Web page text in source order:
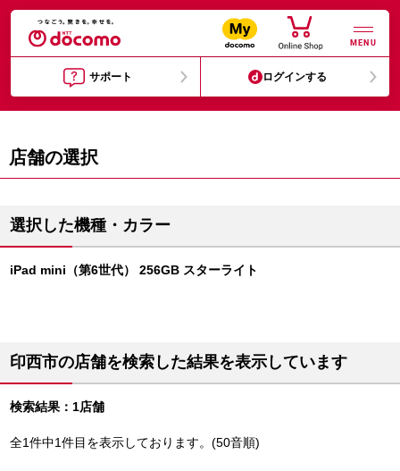
MENU
サポート ログインする
店舗の選択
選択した機種・カラー
iPad mini（第6世代） 256GB スターライト
印西市の店舗を検索した結果を表示しています
検索結果：1店舗
全1件中1件目を表示しております。(50音順)